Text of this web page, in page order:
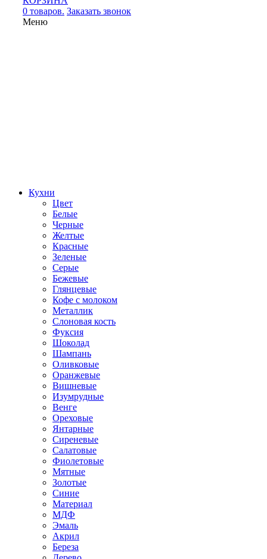
0 товаров. Заказать звонок
Меню
Кухни
Цвет
Белые
Черные
Желтые
Красные
Зеленые
Серые
Бежевые
Глянцевые
Кофе с молоком
Металлик
Слоновая кость
Фуксия
Шоколад
Шампань
Оливковые
Оранжевые
Вишневые
Изумрудные
Венге
Ореховые
Янтарные
Сиреневые
Салатовые
Фиолетовые
Мятные
Золотые
Синие
Материал
МДФ
Эмаль
Акрил
Береза